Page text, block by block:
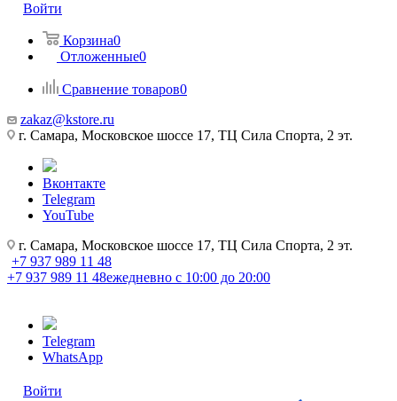
Войти
Корзина0
Отложенные0
Сравнение товаров0
zakaz@kstore.ru
г. Самара, Московское шоссе 17, ТЦ Сила Спорта, 2 эт.
Вконтакте
Telegram
YouTube
г. Самара, Московское шоссе 17, ТЦ Сила Спорта, 2 эт.
+7 937 989 11 48
+7 937 989 11 48ежедневно с 10:00 до 20:00
Telegram
WhatsApp
Войти